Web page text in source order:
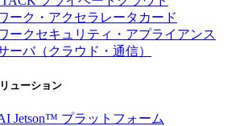
ーク・アクセラレータカード
ークセキュリティ・アプライアンス
ーバ（クラウド・通信）
ューション
Jetson™ プラットフォーム